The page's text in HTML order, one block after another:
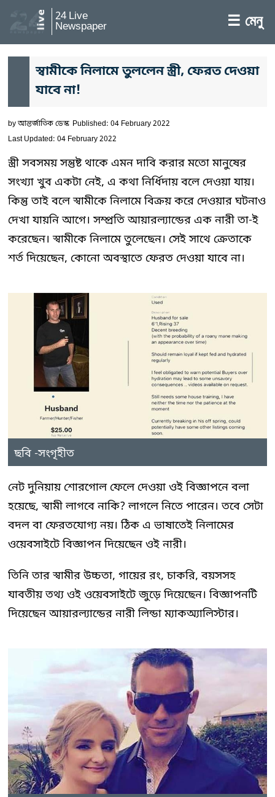
24 Live
Newspaper ☰ মেনু
স্বামীকে নিলামে তুললেন স্ত্রী, ফেরত দেওয়া
যাবে না!
byআন্তর্জাতিক ডেস্ক Published: 04 February 2022
Last Updated: 04 February 2022
স্ত্রী সবসময় সন্তুষ্ট থাকে এমন দাবি করার মতো মানুষের
সংখ্যা খুব একটা নেই, এ কথা নির্ধিদায় বলে দেওয়া যায়।
কিন্তু তাই বলে স্বামীকে নিলামে বিক্রয় করে দেওয়ার ঘটনাও
দেখা যায়নি আগে। সম্প্রতি আয়ারল্যান্ডের এক নারী তা-ই
করেছেন। স্বামীকে নিলামে তুলেছেন। সেই সাথে ক্রেতাকে
শর্ত দিয়েছেন, কোনো অবস্থাতে ফেরত দেওয়া যাবে না।
ছবি -সংগৃহীত
নেট দুনিয়ায় শোরগোল ফেলে দেওয়া ওই বিজ্ঞাপনে বলা
হয়েছে, স্বামী লাগবে নাকি? লাগলে নিতে পারেন। তবে সেটা
বদল বা ফেরতযোগ্য নয়। ঠিক এ ভাষাতেই নিলামের
ওয়েবসাইটে বিজ্ঞাপন দিয়েছেন ওই নারী।
তিনি তার স্বামীর উচ্চতা, গায়ের রং, চাকরি, বয়সসহ
যাবতীয় তথ্য ওই ওয়েবসাইটে জুড়ে দিয়েছেন। বিজ্ঞাপনটি
দিয়েছেন আয়ারল্যান্ডের নারী লিন্ডা ম্যাকঅ্যালিস্টার।